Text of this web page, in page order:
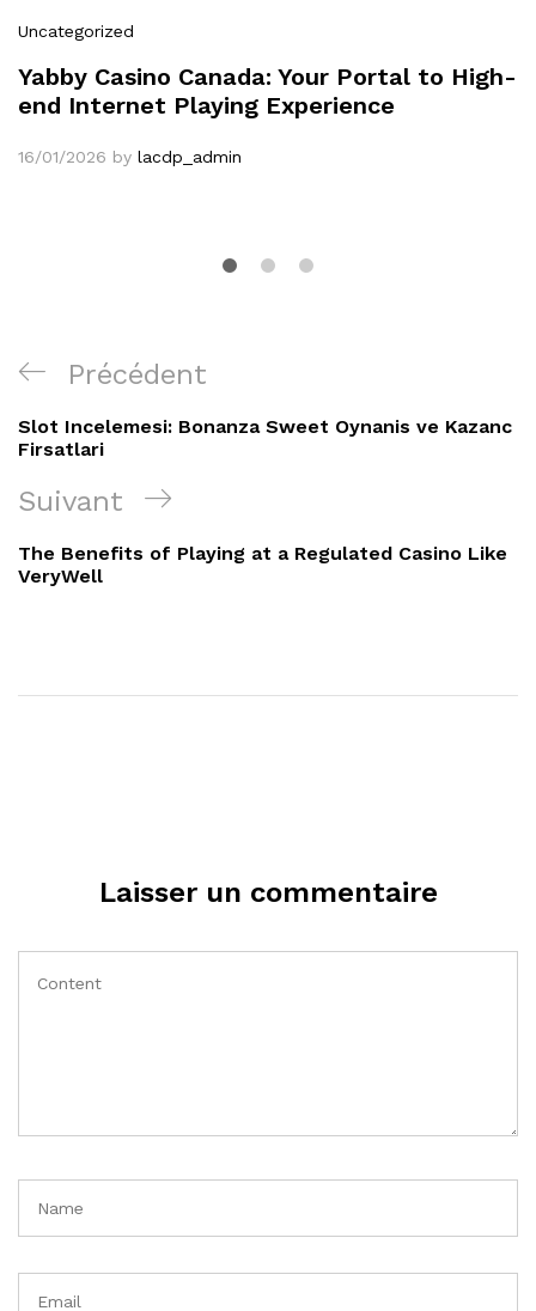
Uncategorized
Yabby Casino Canada: Your Portal to High-
end Internet Playing Experience
16/01/2026 by lacdp_admin
Navigation
de
l’article
Article
précédent
Précédent
Slot Incelemesi: Bonanza Sweet Oynanis ve Kazanc
Firsatlari
Article
suivant
Suivant
The Benefits of Playing at a Regulated Casino Like
VeryWell
Laisser un commentaire